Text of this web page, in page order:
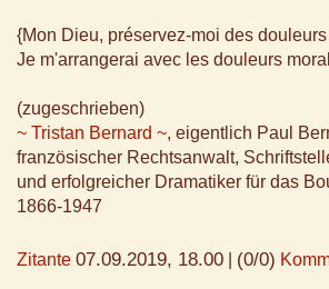
{Mon Dieu, préservez-moi des
Je m'arrangerai avec les douleurs
(zugeschrieben)
~ Tristan Bernard ~, eigentlich Paul
französischer Rechtsanwalt,
und erfolgreicher Dramatiker für das
1866-1947
Zitante 07.09.2019, 18.00 (0/0)